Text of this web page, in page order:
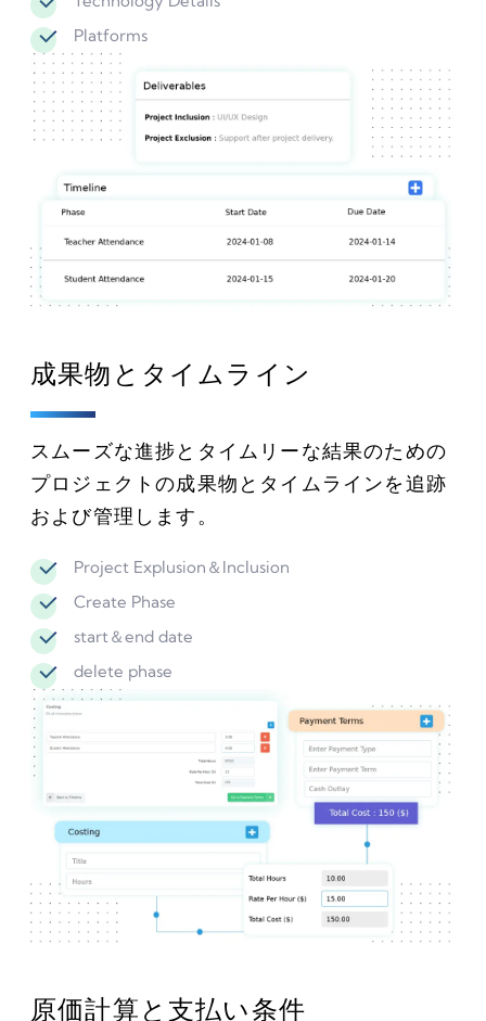
Platforms
成果物とタイムライン
スムーズな進捗とタイムリーな結果のための
プロジェクトの成果物とタイムラインを追跡
および管理します。
Project Explusion＆Inclusion
Create Phase
start＆end date
delete phase
原価計算と支払い条件